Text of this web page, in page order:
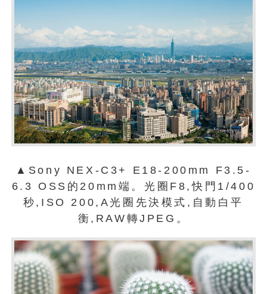
▲Sony NEX-C3+ E18-200mm F3.5-
6.3 OSS的20mm端。光圈F8,快門1/400
秒,ISO 200,A光圈先決模式,自動白平
衡,RAW轉JPEG。